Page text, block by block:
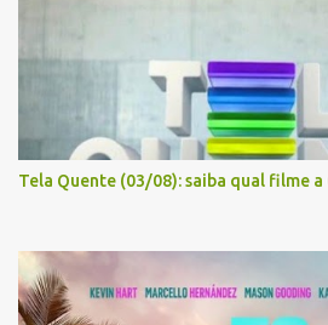
Tela Quente (03/08): saiba qual filme